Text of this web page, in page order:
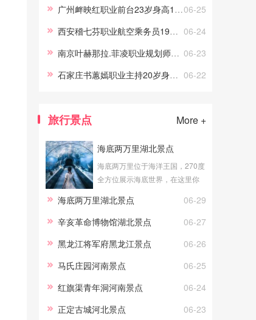
06-25
广州衅映红职业前台23岁身高165.5
06-24
西安稽七芬职业航空乘务员19岁身高161
06-23
南京叶赫那拉.菲凌职业规划师22岁身高172
06-22
石家庄书蕙嫣职业主持20岁身高163.5
旅行景点 More +
海底两万里湖北景点
海底两万里位于海洋王国，270度
全方位展示海底世界，在这里你
觉。透明的玻璃外是湛蓝的海
水，近万尾海洋生物在你身边游
笑，
06-29
海底两万里湖北景点
06-27
辛亥革命博物馆湖北景点
06-26
黑龙江将军府黑龙江景点
06-25
马氏庄园河南景点
06-24
红旗渠青年洞河南景点
06-23
正定古城河北景点